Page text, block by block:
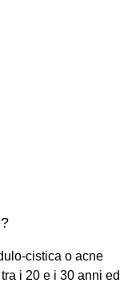
cistica o acne
i 20 e i 30 anni ed